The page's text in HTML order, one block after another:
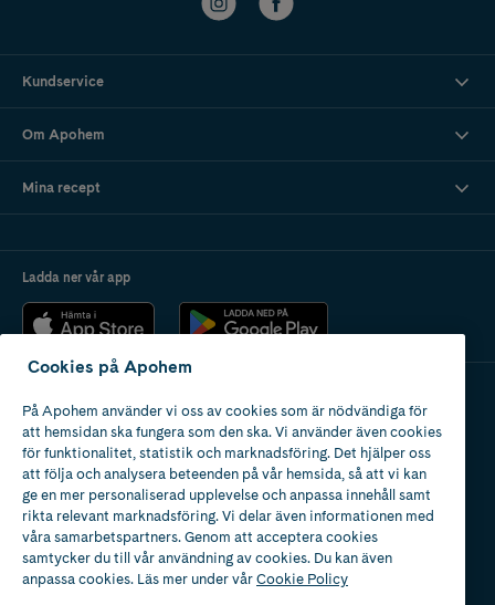
Kundservice
Om Apohem
Mina recept
Ladda ner vår app
Apotek med tillstånd
av Läkemedelsverket
2024
Cookies på Apohem
På Apohem använder vi oss av cookies som är nödvändiga för
att hemsidan ska fungera som den ska. Vi använder även cookies
för funktionalitet, statistik och marknadsföring. Det hjälper oss
att följa och analysera beteenden på vår hemsida, så att vi kan
ge en mer personaliserad upplevelse och anpassa innehåll samt
rikta relevant marknadsföring. Vi delar även informationen med
våra samarbetspartners. Genom att acceptera cookies
samtycker du till vår användning av cookies. Du kan även
anpassa cookies. Läs mer under vårCookie Policy